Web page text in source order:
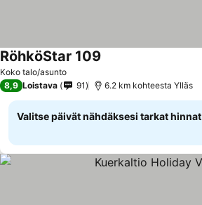
Koko talo/asunto
RöhköStar 109
8,9 Loistava 91 6.2 km kohteesta Ylläs
Valitse päivät nähdäksesi tarkat hinnat